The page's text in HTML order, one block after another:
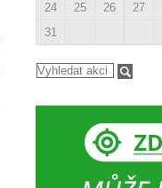
24
25 26 27
31